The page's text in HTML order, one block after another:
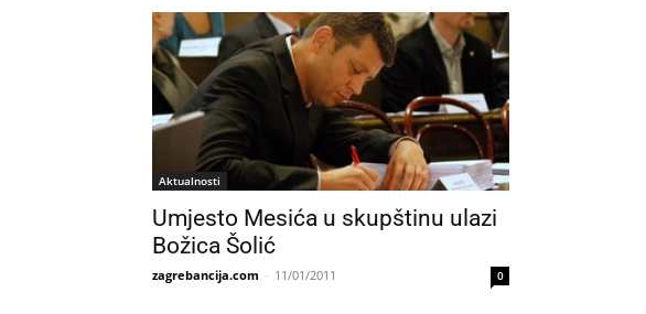
Aktualnosti
Umjesto Mesića u skupštinu ulazi
Božica Šolić
zagrebancija.com - 11/01/2011 0